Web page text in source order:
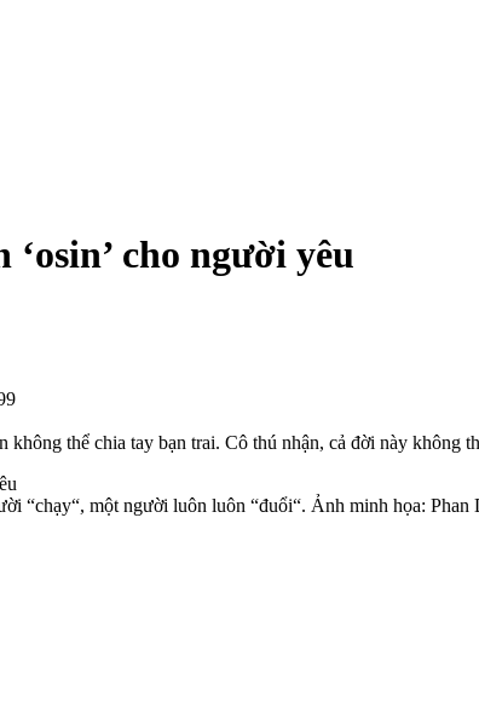
cho người yêu
thể chia tay bạn trai. Cô thú nhận, cả đời này không
“chạy“, một người luôn luôn “đuổi“. Ảnh minh họa: Phan